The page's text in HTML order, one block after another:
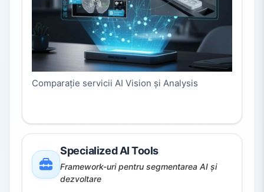
Comparație servicii AI Vision și Analysis
Specialized AI Tools
Framework-uri pentru segmentarea AI și
dezvoltare